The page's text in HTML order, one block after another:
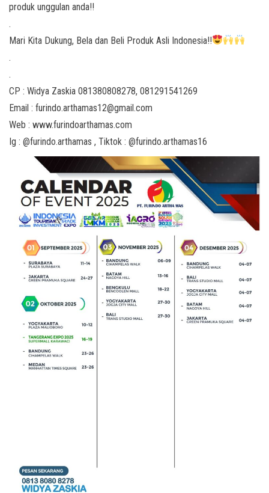
produk unggulan anda!!
.
Mari Kita Dukung, Bela dan Beli Produk Asli Indonesia!!
.
.
CP : Widya Zaskia 081380808278, 081291541269
Email : furindo.arthamas12@gmail.com
Web : www.furindoarthamas.com
Ig : @furindo.arthamas , Tiktok : @furindo.arthamas16